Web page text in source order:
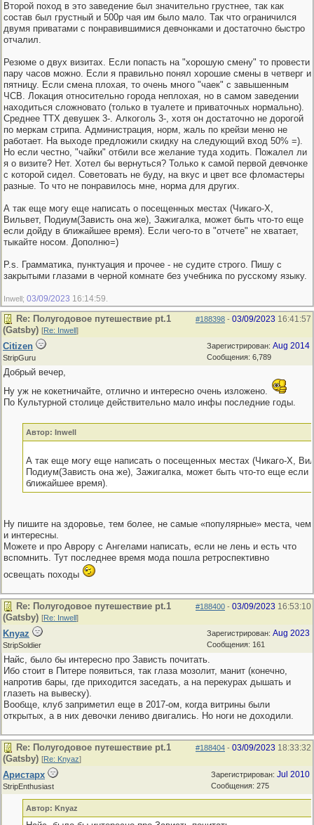
Второй поход в это заведение был значительно грустнее, так как
состав был грустный и 500р чая им было мало. Так что ограничился
двумя приватами с понравившимися девчонками и достаточно быстро
отчалил.
Резюме о двух визитах. Если попасть на "хорошую смену" то провести
пару часов можно. Если я правильно понял хорошие смены в четверг и
пятницу. Если смена плохая, то очень много "чаек" с завышенным
ЧСВ. Локация относительно города неплохая, но в самом заведении
находиться сложновато (только в туалете и приваточных нормально).
Среднее ТТХ девушек 3-. Алкоголь 3-, хотя он достаточно не дорогой
по меркам стрипа. Администрация, норм, жаль по крейзи меню не
работает. На выходе предложили скидку на следующий вход 50% =).
Но если честно, "чайки" отбили все желание туда ходить. Пожалел ли
я о визите? Нет. Хотел бы вернуться? Только к самой первой девчонке
с которой сидел. Советовать не буду, на вкус и цвет все фломастеры
разные. То что не понравилось мне, норма для других.
А так еще могу еще написать о посещенных местах (Чикаго-Х,
Вильвет, Подиум(Зависть она же), Зажигалка, может быть что-то еще
если дойду в ближайшее время). Если чего-то в "отчете" не хватает,
тыкайте носом. Дополню=)
P.s. Грамматика, пунктуация и прочее - не судите строго. Пишу с
закрытыми глазами в черной комнате без учебника по русскому языку.
Inwell; 03/09/2023 16:14:59
#188398 - 03/09/2023 16:41:57
Re: Полугодовое путешествие pt.1
(Gatsby) [Re: Inwell]
Зарегистрирован: Aug 2014
Сообщения: 6,789
Citizen
StripGuru
Добрый вечер,
Ну уж не кокетничайте, отлично и интересно очень изложено.
По Культурной столице действительно мало инфы последние годы.
Автор: Inwell
А так еще могу еще написать о посещенных местах (Чикаго-Х,
Подиум(Зависть она же), Зажигалка, может быть что-то еще если
ближайшее время).
Ну пишите на здоровье, тем более, не самые «популярные» места, чем
и интересны.
Можете и про Аврору с Ангелами написать, если не лень и есть что
вспомнить. Тут последнее время мода пошла ретроспективно
освещать походы
#188400 - 03/09/2023 16:53:10
Re: Полугодовое путешествие pt.1
(Gatsby) [Re: Inwell]
Зарегистрирован: Aug 2023
Сообщения: 161
Knyaz
StripSoldier
Найс, было бы интересно про Зависть почитать.
Ибо стоит в Питере появиться, так глаза мозолит, манит (конечно,
напротив бары, где приходится заседать, а на перекурах дышать и
глазеть на вывеску).
Вообще, клуб заприметил еще в 2017-ом, когда витрины были
открытых, а в них девочки лениво двигались. Но ноги не доходили.
#188404 - 03/09/2023 18:33:32
Re: Полугодовое путешествие pt.1
(Gatsby) [Re: Knyaz]
Зарегистрирован: Jul 2010
Сообщения: 275
Аристарх
StripEnthusiast
Автор: Knyaz